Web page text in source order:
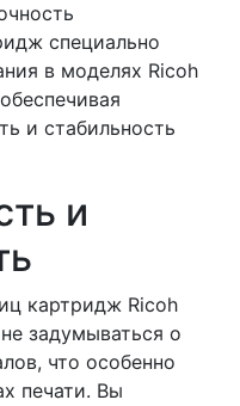
специально
в моделях Ricoh
и стабильность
и
картридж Ricoh
задумываться о
что особенно
печати. Вы